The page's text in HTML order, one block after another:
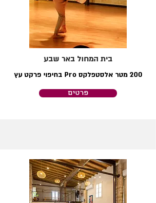
בית המחול באר שבע
200 מטר אלסטפלקס Pro בחיפוי פרקט עץ
פרטים